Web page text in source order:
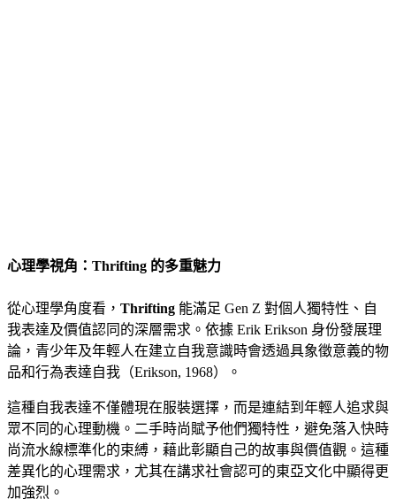
心理學視角：Thrifting 的多重魅力
從心理學角度看， Thrifting 能滿足 Gen Z 對個人獨特性、自
我表達及價值認同的深層需求。依據 Erik Erikson 身份發展理
論，青少年及年輕人在建立自我意識時會透過具象徵意義的物
品和行為表達自我（Erikson, 1968）。
這種自我表達不僅體現在服裝選擇，而是連結到年輕人追求與
眾不同的心理動機。二手時尚賦予他們獨特性，避免落入快時
尚流水線標準化的束縛，藉此彰顯自己的故事與價值觀。這種
差異化的心理需求，尤其在講求社會認可的東亞文化中顯得更
加強烈。